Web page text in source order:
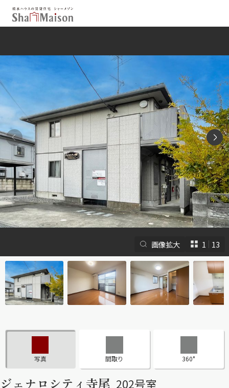
北海道 東北
関東
中部
関西
中国・四国
九州
市区郡・路線・駅から探す
通勤・通学時間から探す
地図から探す
人気のカテゴリから探す
シャーメゾンとは
シャーメゾンセレクショ
画像拡大 1 13
写真 間取り 360°
ジェナロシティ寺尾 202号室